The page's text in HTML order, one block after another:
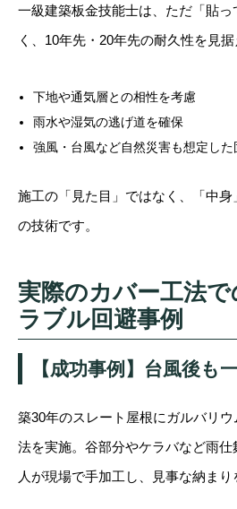
一級建築板金技能士は、ただ「貼
く、10年先・20年先の耐久性を見据
下地や通気層との相性を考慮
雨水や湿気の逃げ道を確保
強風・台風など自然災害も想定した
施工の「見た目」ではなく、「中
の技術です。
実際のカバー工法で
ラブル回避事例
【成功事例】台風後も
築30年のスレート屋根にガルバリ
法を実施。谷部分やケラバなど雨
人が現場で手加工し、見事な納まり